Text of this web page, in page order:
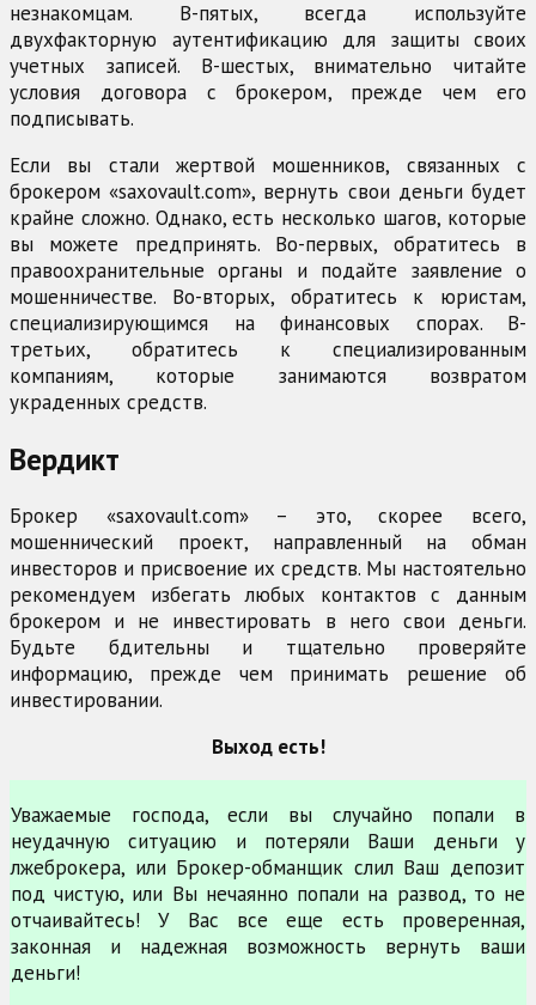
незнакомцам. В-пятых, всегда используйте
двухфакторную аутентификацию для защиты своих
учетных записей. В-шестых, внимательно читайте
условия договора с брокером, прежде чем его
подписывать.
Если вы стали жертвой мошенников, связанных с
брокером «saxovault.com», вернуть свои деньги будет
крайне сложно. Однако, есть несколько шагов, которые
вы можете предпринять. Во-первых, обратитесь в
правоохранительные органы и подайте заявление о
мошенничестве. Во-вторых, обратитесь к юристам,
специализирующимся на финансовых спорах. В-
третьих, обратитесь к специализированным
компаниям, которые занимаются возвратом
украденных средств.
Вердикт
Брокер «saxovault.com» – это, скорее всего,
мошеннический проект, направленный на обман
инвесторов и присвоение их средств. Мы настоятельно
рекомендуем избегать любых контактов с данным
брокером и не инвестировать в него свои деньги.
Будьте бдительны и тщательно проверяйте
информацию, прежде чем принимать решение об
инвестировании.
Выход есть!
Уважаемые господа, если вы случайно попали в
неудачную ситуацию и потеряли Ваши деньги у
лжеброкера, или Брокер-обманщик слил Ваш депозит
под чистую, или Вы нечаянно попали на развод, то не
отчаивайтесь! У Вас все еще есть проверенная,
законная и надежная возможность вернуть ваши
деньги!